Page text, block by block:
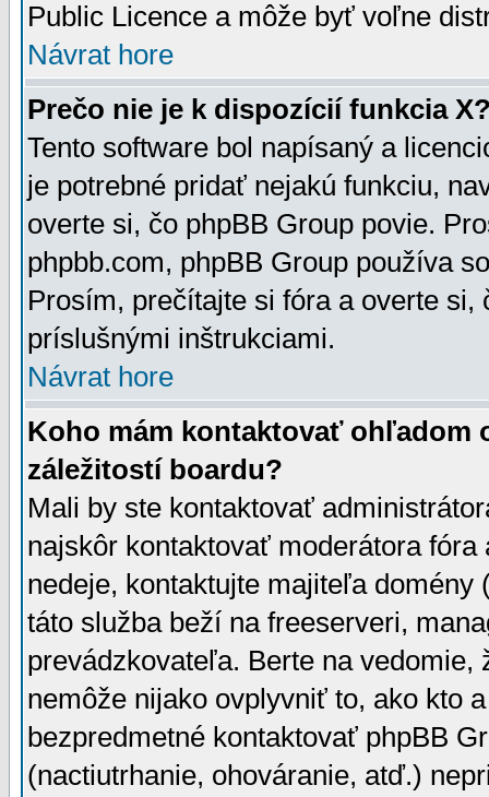
Public Licence a môže byť voľne
Návrat hore
Prečo nie je k dispozícií funkcia
Tento software bol napísaný a
je potrebné pridať nejakú funkciu,
overte si, čo phpBB Group povie.
phpbb.com, phpBB Group používa
Prosím, prečítajte si fóra a overte
príslušnými inštrukciami.
Návrat hore
Koho mám kontaktovať ohľadom
záležitostí boardu?
Mali by ste kontaktovať
najskôr kontaktovať moderátora
nedeje, kontaktujte majiteľa
táto služba beží na freeserveri,
prevádzkovateľa. Berte na vedomie,
nemôže nijako ovplyvniť to, ako kto
bezpredmetné kontaktovať phpBB
(nactiutrhanie, ohováranie, atď.)